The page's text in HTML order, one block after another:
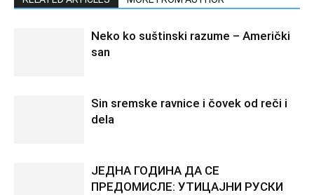
Neko ko suštinski razume – Američki
san
Sin sremske ravnice i čovek od reči i
dela
ЈЕДНА ГОДИНА ДА СЕ
ПРЕДОМИСЛЕ: УТИЦАЈНИ РУСКИ